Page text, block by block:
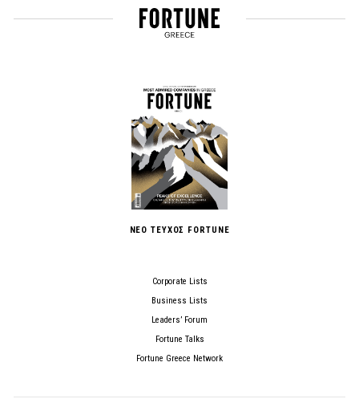
ΝΕΟ ΤΕΥΧΟΣ FORTUNE
Corporate Lists
Business Lists
Leaders’ Forum
Fortune Talks
Fortune Greece Network